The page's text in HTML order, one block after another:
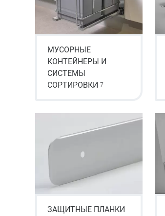
МУСОРНЫЕ
КОНТЕЙНЕРЫ И
СИСТЕМЫ
СОРТИРОВКИ 7
ЗАЩИТНЫЕ ПЛАНКИ